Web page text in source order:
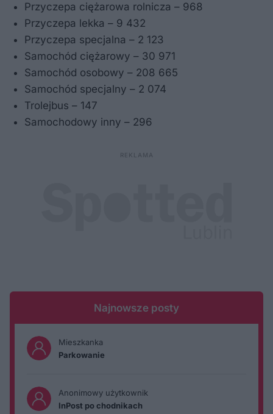
Przyczepa ciężarowa rolnicza – 968
Przyczepa lekka – 9 432
Przyczepa specjalna – 2 123
Samochód ciężarowy – 30 971
Samochód osobowy – 208 665
Samochód specjalny – 2 074
Trolejbus – 147
Samochodowy inny – 296
Najnowsze posty
Mieszkanka
Parkowanie
Anonimowy użytkownik
InPost po chodnikach